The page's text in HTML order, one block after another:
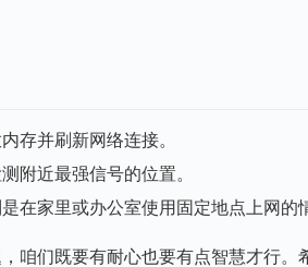
存并刷新网络连接。
附近最强信号的位置。
在家里或办公室使用固定地点上网的
咱们既要有耐心也要有点智慧才行